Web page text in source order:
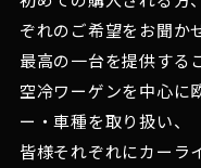
ぞれのご希望をお聞か
最高の一台を提供する
空冷ワーゲンを中心に
ー・車種を取り扱い、
皆様それぞれにカーラ